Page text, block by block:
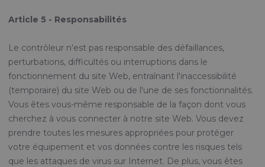
Article 5 - Responsabilités
Le contrôleur n'est pas responsable des défaillances,
perturbations, difficultés ou interruptions dans le
fonctionnement du site Web, entraînant l'inaccessibilité
(temporaire) du site Web ou de l'une de ses fonctionnalités.
Vous êtes vous-même responsable de la façon dont vous
cherchez à vous connecter à notre site Web. Vous devez
prendre toutes les mesures appropriées pour protéger
votre équipement et vos données contre les risques tels
que les attaques de virus sur Internet. De plus, vous êtes